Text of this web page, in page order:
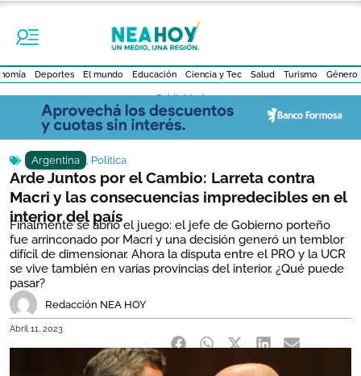
Deportes El mundo Educación Ciencia y Tec Salud Turismo Género
- Publicidad -
Argentina , Política
Arde Juntos por el Cambio: Larreta contra
Macri y las consecuencias impredecibles en el
interior del país
Finalmente se abrió el juego: el jefe de Gobierno porteño
fue arrinconado por Macri y una decisión generó un temblor
difícil de dimensionar. Ahora la disputa entre el PRO y la UCR
se vive también en varias provincias del interior. ¿Qué puede
pasar?
Redacción NEA HOY
Abril 11, 2023